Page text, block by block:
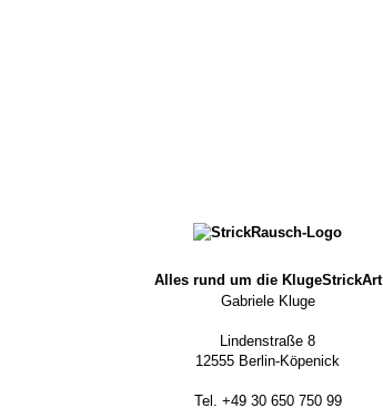
Alles rund um die KlugeStrickArt
Gabriele Kluge
Lindenstraße 8
12555 Berlin-Köpenick
Tel. +49 30 650 750 99